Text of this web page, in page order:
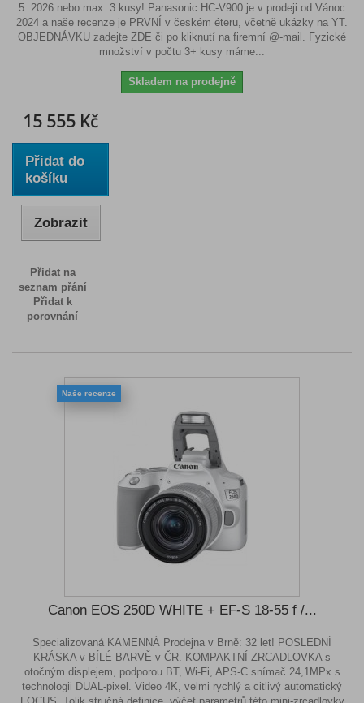
5. 2026 nebo max. 3 kusy! Panasonic HC-V900 je v prodeji od Vánoc
2024 a naše recenze je PRVNÍ v českém éteru, včetně ukázky na YT.
OBJEDNÁVKU zadejte ZDE či po kliknutí na firemní @-mail. Fyzické
množství v počtu 3+ kusy máme...
Skladem na prodejně
15 555 Kč
Přidat do
košíku
Zobrazit
Přidat na
seznam přání
Přidat k
porovnání
Naše recenze
Canon EOS 250D WHITE + EF-S 18-55 f /...
Specializovaná KAMENNÁ Prodejna v Brně: 32 let! POSLEDNÍ
KRÁSKA v BÍLÉ BARVĚ v ČR. KOMPAKTNÍ ZRCADLOVKA s
otočným displejem, podporou BT, Wi-Fi, APS-C snímač 24,1MPx s
technologii DUAL-pixel. Video 4K, velmi rychlý a citlivý automatický